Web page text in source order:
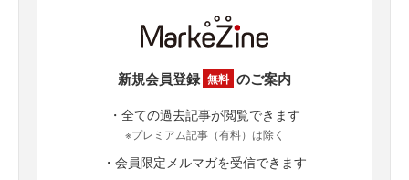
新規会員登録 無料 のご案内
・全ての過去記事が閲覧できます
※プレミアム記事（有料）は除く
・会員限定メルマガを受信できます